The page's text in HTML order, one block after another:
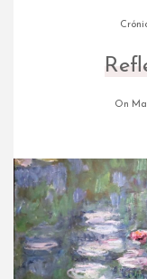
On